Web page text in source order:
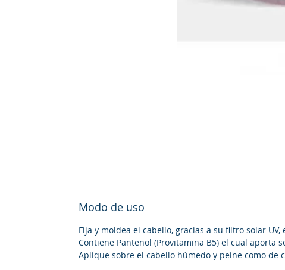
Modo de uso
Fija y moldea el cabello, gracias a su filtro solar
Contiene Pantenol (Provitamina B5) el cual aporta
Aplique sobre el cabello húmedo y peine como de